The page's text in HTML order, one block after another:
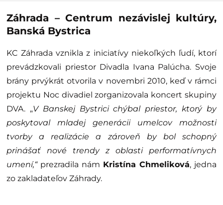
Záhrada – Centrum nezávislej kultúry,
Banská Bystrica
KC Záhrada vznikla z iniciatívy niekoľkých ľudí, ktorí
prevádzkovali priestor Divadla Ivana Palúcha. Svoje
brány prvýkrát otvorila v novembri 2010, keď v rámci
projektu Noc divadiel zorganizovala koncert skupiny
DVA. „V Banskej Bystrici chýbal priestor, ktorý by
poskytoval mladej generácii umelcov možnosti
tvorby a realizácie a zároveň by bol schopný
prinášať nové trendy z oblasti performatívnych
umení,“prezradila nám Kristína Chmeliková, jedna
zo zakladateľov Záhrady.